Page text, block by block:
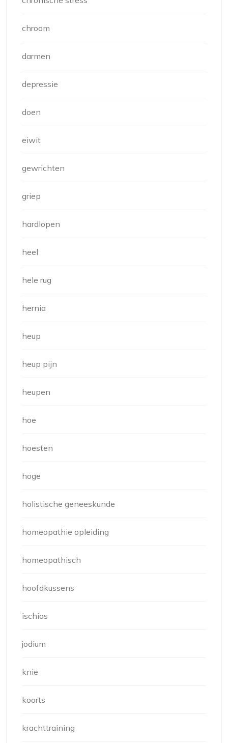
chroom
darmen
depressie
doen
eiwit
gewrichten
griep
hardlopen
heel
hele rug
hernia
heup
heup pijn
heupen
hoe
hoesten
hoge
holistische geneeskunde
homeopathie opleiding
homeopathisch
hoofdkussens
ischias
jodium
knie
koorts
krachttraining